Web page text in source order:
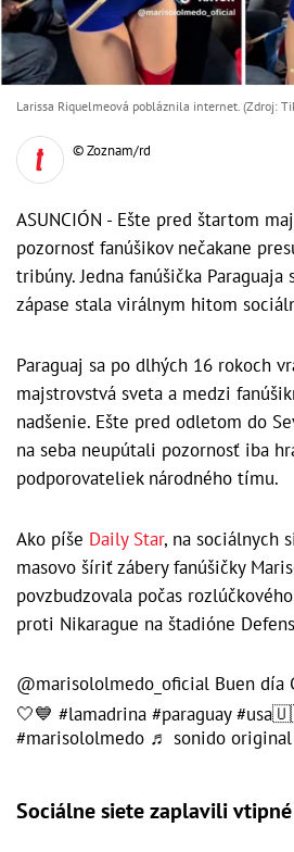
Larissa Riquelmeová pobláznila internet. (Zdroj:
© Zoznam/rd
ASUNCIÓN - Ešte pred štartom
pozornosť fanúšikov nečakane
tribúny. Jedna fanúšička Paraguaja
zápase stala virálnym hitom
Paraguaj sa po dlhých 16 rokoch
majstrovstvá sveta a medzi
nadšenie. Ešte pred odletom do
na seba neupútali pozornosť iba
podporovateliek národného tímu.
Ako píše Daily Star, na sociálnych
masovo šíriť zábery fanúšičky
povzbudzovala počas
proti Nikarague na štadióne
@marisololmedo_oficial Buen
🤍💙 #lamadrina #paraguay
#marisololmedo ♬ sonido original
Sociálne siete zaplavili